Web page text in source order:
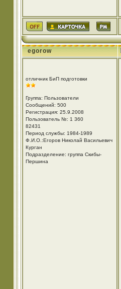
egorow
отличник БиП подготовки
Группа: Пользователи
Сообщений: 500
Регистрация: 25.9.2008
Пользователь №: 1 360
82431
Период службы: 1984-1989
Ф.И.О.:Егоров Николай Васильевич
Курган
Подразделение: группа Скибы-
Першина